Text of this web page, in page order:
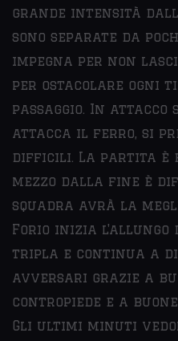
grande intensità
sono separate da
impegna per non
per ostacolare ogni
passaggio. In
attacca il ferro, si
difficili. La partita è
mezzo dalla fine è
squadra avrà la
Forio inizia l'allungo
tripla e continua a
avversari grazie a
contropiede e a
Gli ultimi minuti